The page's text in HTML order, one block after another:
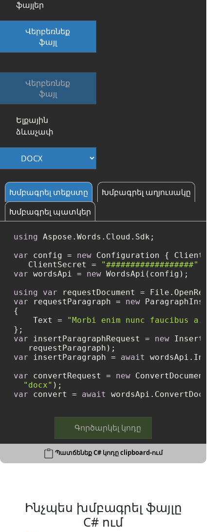
ֆայլեր
Վերբեռնեք
ֆայլ
Վերբեռնեք
ֆայլ
Ելքային
ձևաչափ
Խմբագրել տեքստը
Խմբագրել աղյուսակը
Խմբագրել պատկեր
using Aspose.Words.Cloud.Sdk;
var config = new Configuration {
   ClientSecret =
"##################"
var wordsApi = new WordsApi(config);
using
var requestDocument = File.OpenRead(
var requestParagraph = new
{
    Text =
"Morbi enim nunc faucibus a."
var insertParagraphRequest = new
var insertParagraph = await
var convertRequest = new
"docx"
var convert = await
Գործարկել կոդը
Պատճենեք C# կոդը clipboard-ում
Ինչպես խմբագրել ֆայլը
C# ում